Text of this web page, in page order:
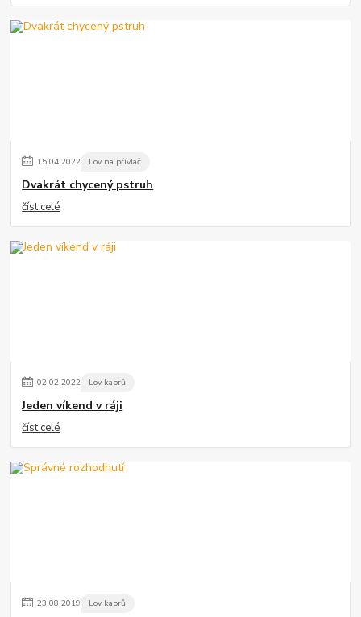
15.04.2022 Lov na přívlač
Dvakrát chycený pstruh
číst celé
02.02.2022 Lov kaprů
Jeden víkend v ráji
číst celé
23.08.2019 Lov kaprů